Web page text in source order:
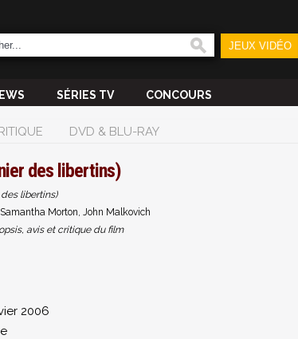
JEUX VIDÉO
SÉRIES TV CONCOURS
DVD & BLU-RAY
des libertins)
libertins)
Morton, John Malkovich
avis et critique du film
2006